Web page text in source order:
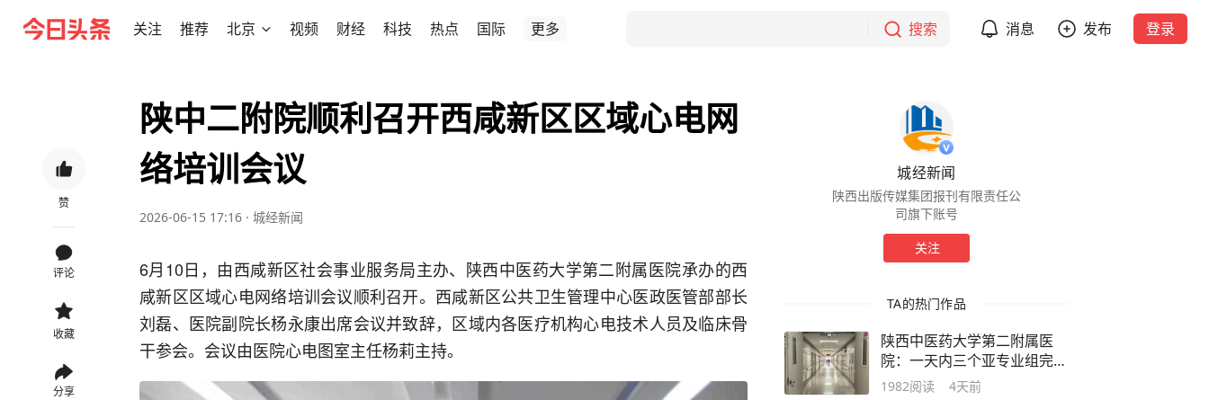
关注 推荐 北京 视频 财经 科技 热点 国际 更多 搜索 消息 发布 登录
赞
评论
收藏
分享
陕中二附院顺利召开西咸新区区域心电网
络培训会议
2026-06-15 17:16 · 城经新闻
6月10日，由西咸新区社会事业服务局主办、陕西中医药大学第二附属医院承办的西
咸新区区域心电网络培训会议顺利召开。西咸新区公共卫生管理中心医政医管部部长
刘磊、医院副院长杨永康出席会议并致辞，区域内各医疗机构心电技术人员及临床骨
干参会。会议由医院心电图室主任杨莉主持。
城经新闻
陕西出版传媒集团报刊有限责任公
司旗下账号
关注
TA的热门作品
陕西中医药大学第二附属医
院：一天内三个亚专业组完成
5台高难度手术
1982阅读 4天前